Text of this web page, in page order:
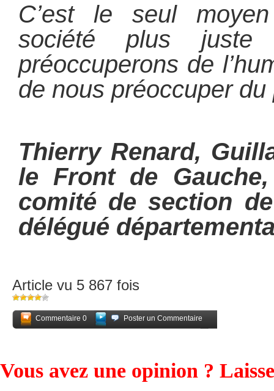
C’est le seul
société plus
préoccuperons de
de nous préoccuper du
Thierry Renard,
le Front de
comité de section
délégué
Article vu 5 867 fois
Commentaire 0
Poster un Commentaire
Vous avez une opinion ?